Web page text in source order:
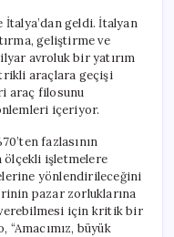
geldi. İtalyan
geliştirme ve
avroluk bir yatırım
araçlara geçişi
araç filosunu
içeriyor.
fazlasının
işletmelere
yönlendirileceğini
pazar zorluklarına
verebilmesi için kritik bir
büyük